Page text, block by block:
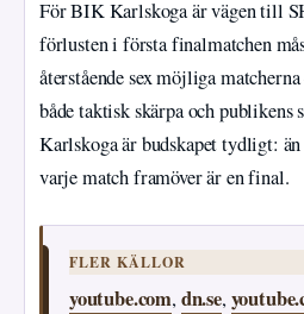
För BIK Karlskoga är vägen till
förlusten i första finalmatchen
återstående sex möjliga
både taktisk skärpa och publikens
Karlskoga är budskapet tydligt:
varje match framöver är en final.
FLER KÄLLOR
youtube.com,dn.se,